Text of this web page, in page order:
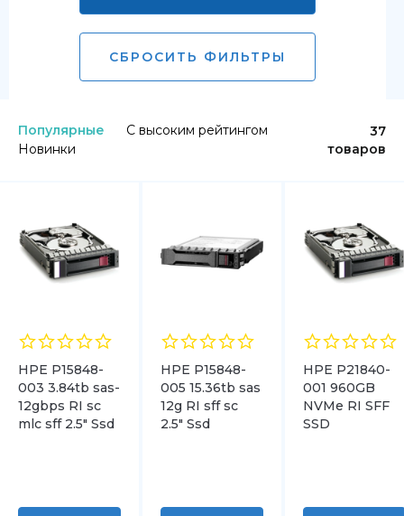
СБРОСИТЬ ФИЛЬТРЫ
37
товаров
Популярные
С высоким рейтингом
Новинки
HPE P15848-
003 3.84tb sas-
12gbps RI sc
mlc sff 2.5″ Ssd
HPE P15848-
005 15.36tb sas
12g RI sff sc
2.5″ Ssd
HPE P21840-
001 960GB
NVMe RI SFF
SSD